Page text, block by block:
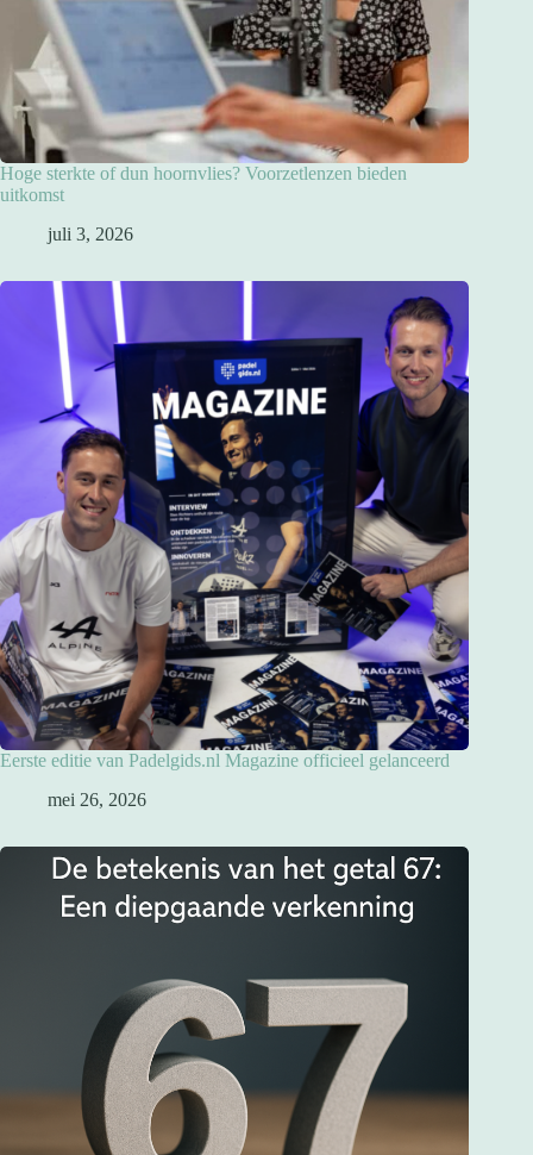
Hoge sterkte of dun hoornvlies? Voorzetlenzen bieden
uitkomst
juli 3, 2026
Eerste editie van Padelgids.nl Magazine officieel gelanceerd
mei 26, 2026